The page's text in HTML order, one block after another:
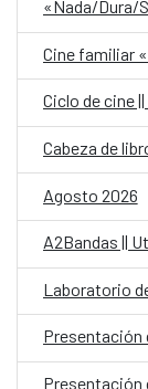
Ciclo de cine
Cabeza de
Agosto 2026
A2Bandas ||
Laboratorio
Presentación